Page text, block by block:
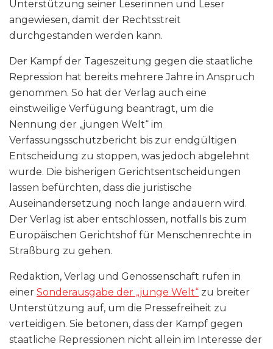
Unterstützung seiner Leserinnen und Leser
angewiesen, damit der Rechtsstreit
durchgestanden werden kann.
Der Kampf der Tageszeitung gegen die staatliche
Repression hat bereits mehrere Jahre in Anspruch
genommen. So hat der Verlag auch eine
einstweilige Verfügung beantragt, um die
Nennung der „jungen Welt“ im
Verfassungsschutzbericht bis zur endgültigen
Entscheidung zu stoppen, was jedoch abgelehnt
wurde. Die bisherigen Gerichtsentscheidungen
lassen befürchten, dass die juristische
Auseinandersetzung noch lange andauern wird.
Der Verlag ist aber entschlossen, notfalls bis zum
Europäischen Gerichtshof für Menschenrechte in
Straßburg zu gehen.
Redaktion, Verlag und Genossenschaft rufen in
einer Sonderausgabe der „junge Welt“ zu breiter
Unterstützung auf, um die Pressefreiheit zu
verteidigen. Sie betonen, dass der Kampf gegen
staatliche Repressionen nicht allein im Interesse der